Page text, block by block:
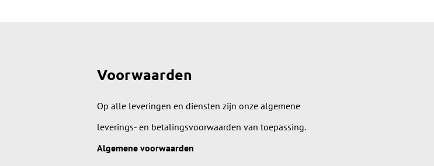
Voorwaarden
Op alle leveringen en diensten zijn onze algemene
leverings- en betalingsvoorwaarden van toepassing.
Algemene voorwaarden